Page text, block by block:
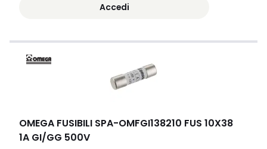
Accedi
OMEGA FUSIBILI SPA-OMFGI138210 FUS 10X38
1A GI/GG 500V